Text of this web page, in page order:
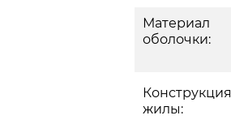
Материал
оболочки:
Конструкция
жилы: